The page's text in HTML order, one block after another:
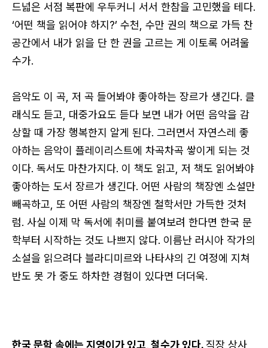
드넓은 서점 복판에 우두커니 서서 한참을 고민했을 테다.
‘어떤 책을 읽어야 하지?’ 수천, 수만 권의 책으로 가득 찬
공간에서 내가 읽을 단 한 권을 고르는 게 이토록 어려울
수가.
음악도 이 곡, 저 곡 들어봐야 좋아하는 장르가 생긴다. 클
래식도 듣고, 대중가요도 듣다 보면 내가 어떤 음악을 감
상할 때 가장 행복한지 알게 된다. 그러면서 자연스레 좋
아하는 음악이 플레이리스트에 차곡차곡 쌓이게 되는 것
이다. 독서도 마찬가지다. 이 책도 읽고, 저 책도 읽어봐야
좋아하는 도서 장르가 생긴다. 어떤 사람의 책장엔 소설만
빼곡하고, 또 어떤 사람의 책장엔 철학서만 가득한 것처
럼. 사실 이제 막 독서에 취미를 붙여보려 한다면 한국 문
학부터 시작하는 것도 나쁘지 않다. 이름난 러시아 작가의
소설을 읽으려다 블라디미르와 나타샤의 긴 여정에 지쳐
반도 못 가 중도 하차한 경험이 있다면 더더욱.
한국 문학 속에는 지영이가 있고, 철수가 있다. 직장 상사